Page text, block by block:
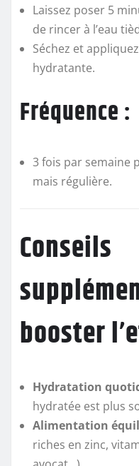
Laissez poser 5
de rincer à l’eau
Séchez et
hydratante.
Fréquence :
3 fois par semaine
mais régulière.
Conseils
booster
Hydratation
hydratée est plus
Alimentation
riches en zinc,